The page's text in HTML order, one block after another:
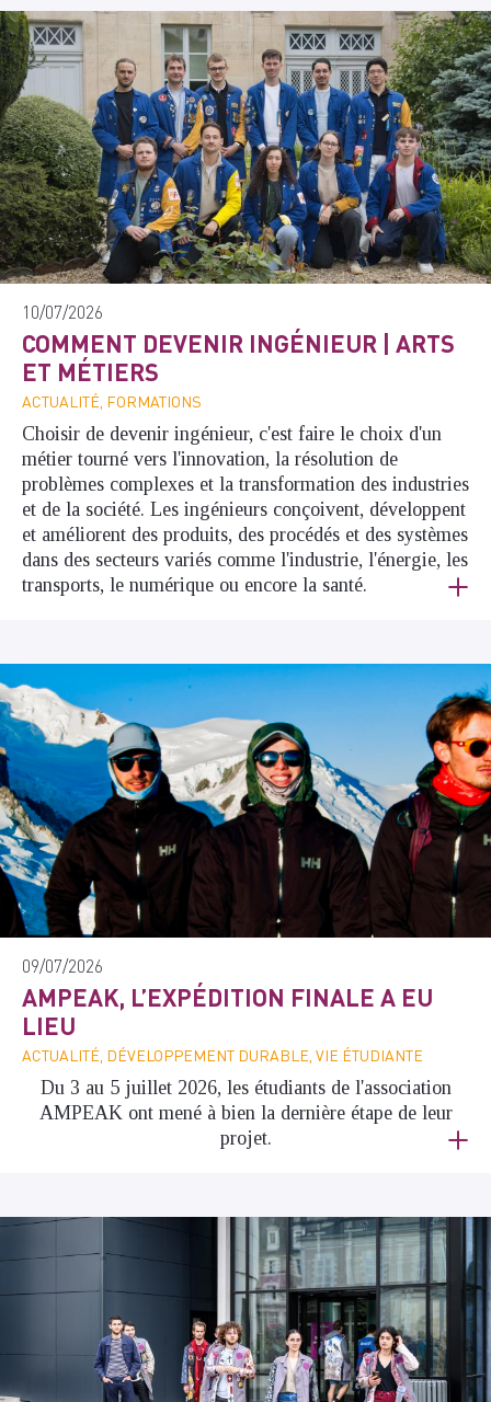
10/07/2026
COMMENT DEVENIR INGÉNIEUR | ARTS
ET MÉTIERS
ACTUALITÉ, FORMATIONS
Choisir de devenir ingénieur, c'est faire le choix d'un
métier tourné vers l'innovation, la résolution de
problèmes complexes et la transformation des industries
et de la société. Les ingénieurs conçoivent, développent
et améliorent des produits, des procédés et des systèmes
dans des secteurs variés comme l'industrie, l'énergie, les
transports, le numérique ou encore la santé.
09/07/2026
AMPEAK, L’EXPÉDITION FINALE A EU
LIEU
ACTUALITÉ, DÉVELOPPEMENT DURABLE, VIE ÉTUDIANTE
Du 3 au 5 juillet 2026, les étudiants de l'association
AMPEAK ont mené à bien la dernière étape de leur
projet.